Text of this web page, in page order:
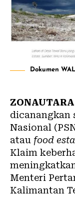
Dokumen
dicanangkan
Nasional
atau food
Klaim
Menteri
Kalimantan